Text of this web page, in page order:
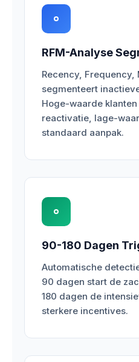
RFM-Analyse
Recency,
segmenteert
Hoge-waarde
reactivatie, lage-
standaard aanpak.
90-180 Dagen
Automatische
90 dagen start de
180 dagen de
sterkere incentives.